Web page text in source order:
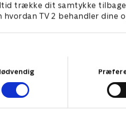
trække dit samtykke tilbage
hvordan TV 2 behandler dine